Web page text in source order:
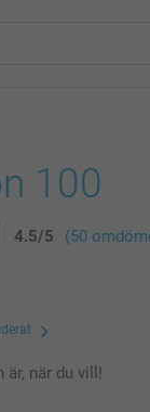
100
4.5/5 (50
är, när du vill!